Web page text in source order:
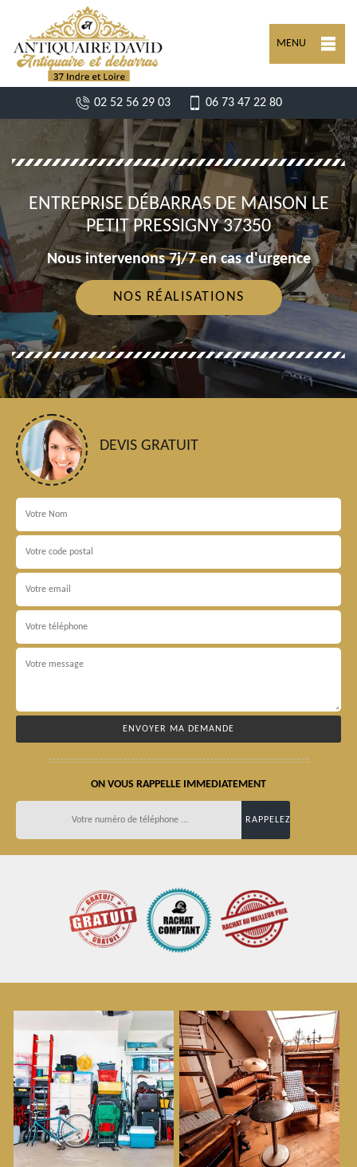
MENU
02 52 56 29 03 06 73 47 22 80
ENTREPRISE DÉBARRAS DE MAISON LE
PETIT PRESSIGNY 37350
Nous intervenons 7j/7 en cas d'urgence
NOS RÉALISATIONS
DEVIS GRATUIT
ON VOUS RAPPELLE IMMEDIATEMENT